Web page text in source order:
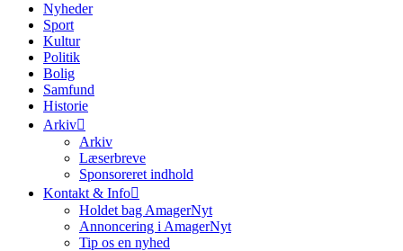
Nyheder
Sport
Kultur
Politik
Bolig
Samfund
Historie
Arkiv
Arkiv
Læserbreve
Sponsoreret indhold
Kontakt & Info
Holdet bag AmagerNyt
Annoncering i AmagerNyt
Tip os en nyhed